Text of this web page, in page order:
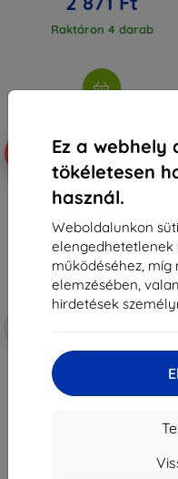
Ez a webhely
tökéletesen
használ.
Weboldalunkon
elengedhetetlenek
működéséhez,
elemzésében,
hirdetések
Raktáron 4 darab
3mk ARC+ védőfólia